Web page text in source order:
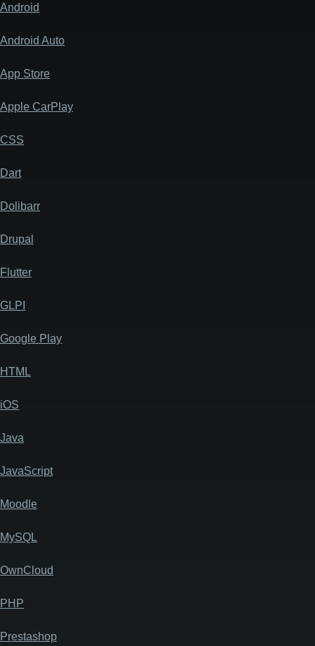
Android
Android Auto
App Store
Apple CarPlay
CSS
Dart
Dolibarr
Drupal
Flutter
GLPI
Google Play
HTML
iOS
Java
JavaScript
Moodle
MySQL
OwnCloud
PHP
Prestashop